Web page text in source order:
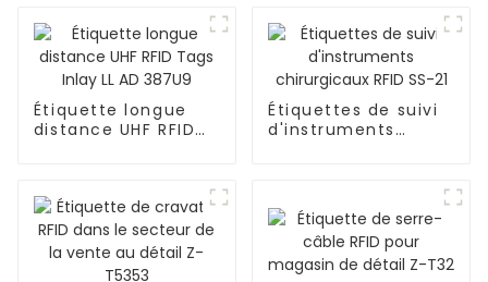
Étiquette longue
distance UHF RFID
Étiquettes de suivi
d'instruments